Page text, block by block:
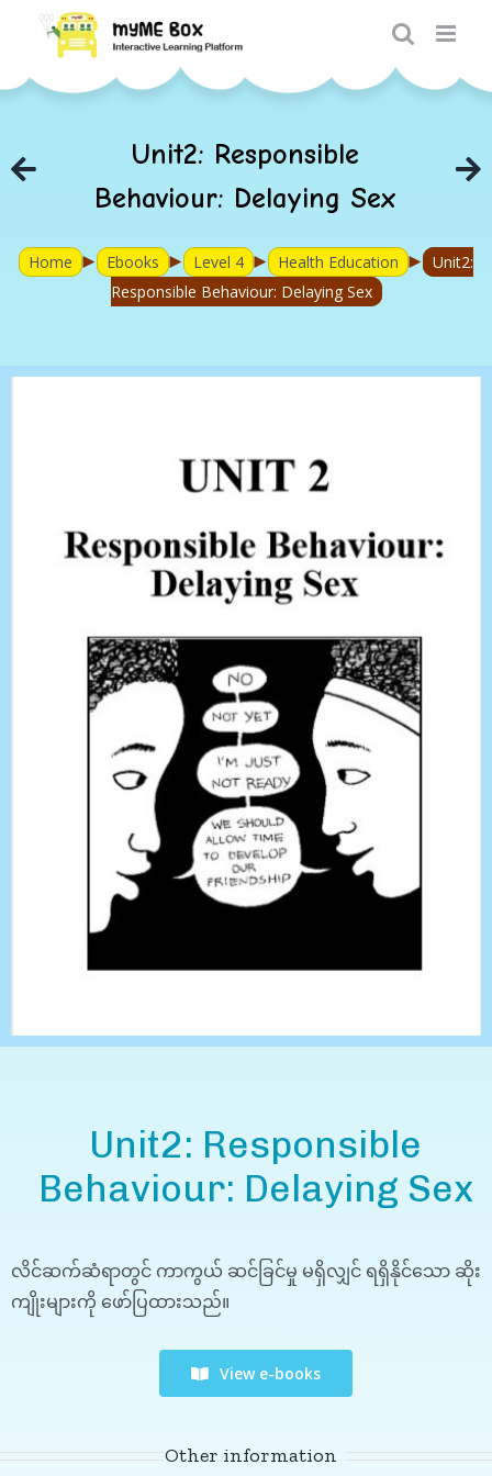
content
Unit2: Responsible
Behaviour: Delaying Sex
Home ► Ebooks ► Level 4 ► Health Education ► Unit2:
Responsible Behaviour: Delaying Sex
Unit2: Responsible
Behaviour: Delaying Sex
လိင်ဆက်ဆံရာတွင် ကာကွယ် ဆင်ခြင်မှု မရှိလျှင် ရရှိနိုင်သော ဆိုး
ကျိုးများကို ဖော်ပြထားသည်။
View e-books
Other information